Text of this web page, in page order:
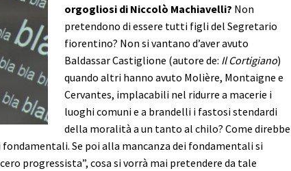
orgogliosi di Niccolò Machiavelli? Non
pretendono di essere tutti figli del Segretario
fiorentino? Non si vantano d’aver avuto
Baldassar Castiglione (autore de: Il Cortigiano)
quando altri hanno avuto Molière, Montaigne e
Cervantes, implacabili nel ridurre a macerie i
luoghi comuni e a brandelli i fastosi stendardi
della moralità a un tanto al chilo? Come direbbe
Se poi alla mancanza dei fondamentali si
progressista”, cosa si vorrà mai pretendere da tale